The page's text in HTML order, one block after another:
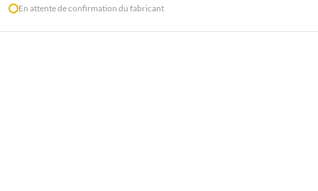
En attente de confirmation du fabricant